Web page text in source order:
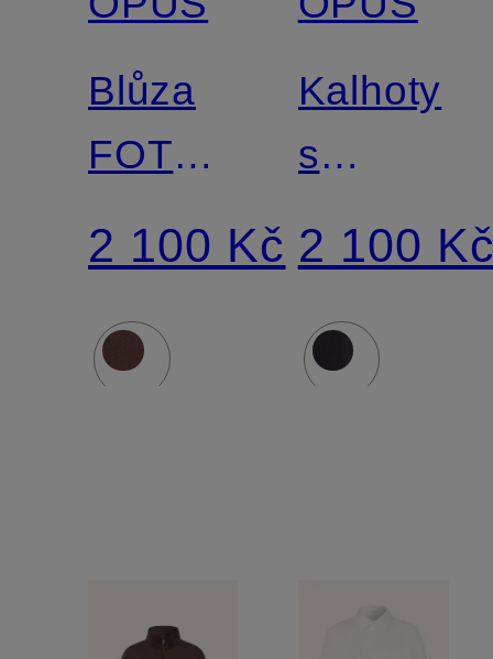
Blůza
FOTORI
s 3/4
rukávy
2 100 Kč
Kalhoty
s
MAROU
2 100